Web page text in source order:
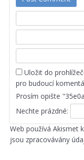
Uložit do
pro budoucí
Prosím opište
Nechte prázdné:
Web používá Akismet
jsou zpracovávány